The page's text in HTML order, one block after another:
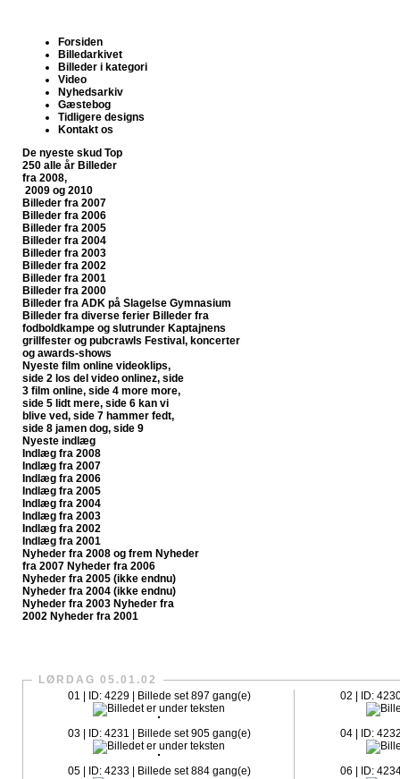
Forsiden
Billedarkivet
Billeder i kategori
Video
Nyhedsarkiv
Gæstebog
Tidligere designs
Kontakt os
De nyeste skud Top
250 alle år Billeder
fra 2008,
2009 og 2010
Billeder fra 2007
Billeder fra 2006
Billeder fra 2005
Billeder fra 2004
Billeder fra 2003
Billeder fra 2002
Billeder fra 2001
Billeder fra 2000
Billeder fra ADK på Slagelse Gymnasium
Billeder fra diverse ferier Billeder fra
fodboldkampe og slutrunder Kaptajnens
grillfester og pubcrawls Festival, koncerter
og awards-shows
Nyeste film online videoklips,
side 2 los del video onlinez, side
3 film online, side 4 more more,
side 5 lidt mere, side 6 kan vi
blive ved, side 7 hammer fedt,
side 8 jamen dog, side 9
Nyeste indlæg
Indlæg fra 2008
Indlæg fra 2007
Indlæg fra 2006
Indlæg fra 2005
Indlæg fra 2004
Indlæg fra 2003
Indlæg fra 2002
Indlæg fra 2001
Nyheder fra 2008 og frem Nyheder
fra 2007 Nyheder fra 2006
Nyheder fra 2005 (ikke endnu)
Nyheder fra 2004 (ikke endnu)
Nyheder fra 2003 Nyheder fra
2002 Nyheder fra 2001
LØRDAG 05.01.02
01 | ID: 4229 | Billede set 897 gang(e)
02 | ID:
03 | ID: 4231 | Billede set 905 gang(e) 04 | ID:
05 | ID: 4233 | Billede set 884 gang(e) 06 | ID: